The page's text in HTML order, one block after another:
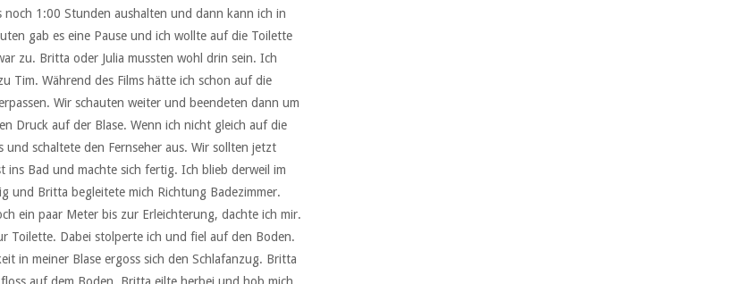
1:00 Stunden aushalten und dann kann ich in
gab es eine Pause und ich wollte auf die Toilette
zu. Britta oder Julia mussten wohl drin sein. Ich
Tim. Während des Films hätte ich schon auf die
Wir schauten weiter und beendeten dann um
Druck auf der Blase. Wenn ich nicht gleich auf die
schaltete den Fernseher aus. Wir sollten jetzt
Bad und machte sich fertig. Ich blieb derweil im
und Britta begleitete mich Richtung Badezimmer.
ein paar Meter bis zur Erleichterung, dachte ich mir.
Toilette. Dabei stolperte ich und fiel auf den Boden.
in meiner Blase ergoss sich den Schlafanzug. Britta